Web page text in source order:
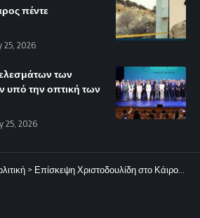
πέντε
25, 2026
των
υπό την οπτική των
25, 2026
> Επίσκεψη Χριστοδουλίδη στο Κάιρο με επίκεντρο την ενεργειακή συνεργασία